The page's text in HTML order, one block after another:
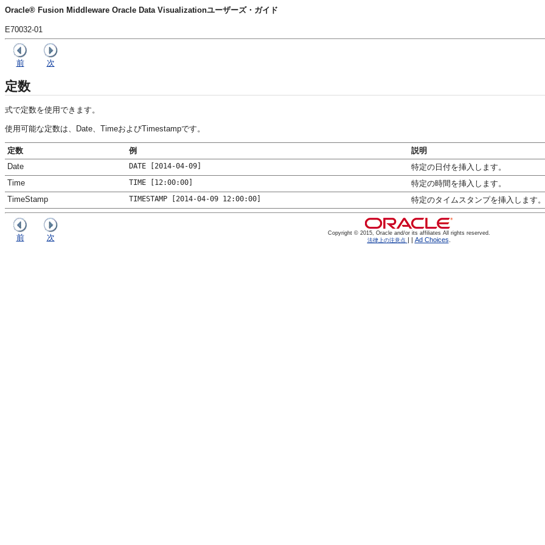
Oracle® Fusion Middleware Oracle Data Visualizationユーザーズ・ガイド
E70032-01
前 次
定数
式で定数を使用できます。
使用可能な定数は、Date、TimeおよびTimestampです。
定数 例
説明
Date
DATE [2014-04-09]
特定の日付を挿入します。
Time
TIME [12:00:00]
特定の時間を挿入します。
TimeStamp
TIMESTAMP [2014-04-09 12:00:00] 特定のタイムスタンプを挿入します。
前 次
Copyright © 2015, Oracle and/or its affiliates All rights reserved.
法律上の注意点 | | Ad Choices